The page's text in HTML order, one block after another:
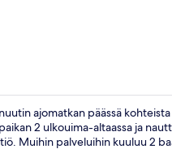
ajomatkan päässä
2 ulkouima-altaassa ja
Muihin palveluihin kuuluu 2